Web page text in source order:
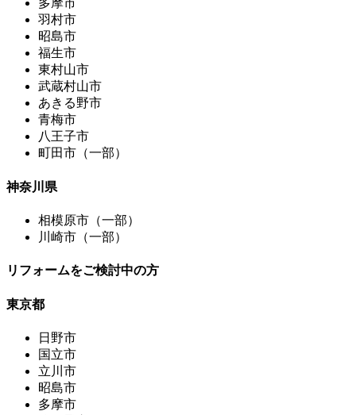
多摩市
羽村市
昭島市
福生市
東村山市
武蔵村山市
あきる野市
青梅市
八王子市
町田市（一部）
神奈川県
相模原市（一部）
川崎市（一部）
リフォームをご検討中の方
東京都
日野市
国立市
立川市
昭島市
多摩市